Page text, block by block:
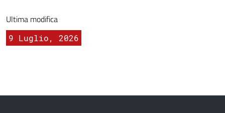
Ultima modifica
9 Luglio, 2026